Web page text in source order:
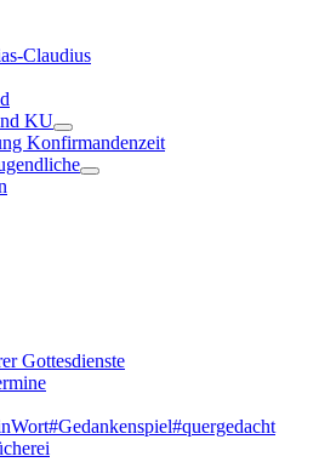
Claudius
KU
Konfirmandenzeit
Gottesdienste